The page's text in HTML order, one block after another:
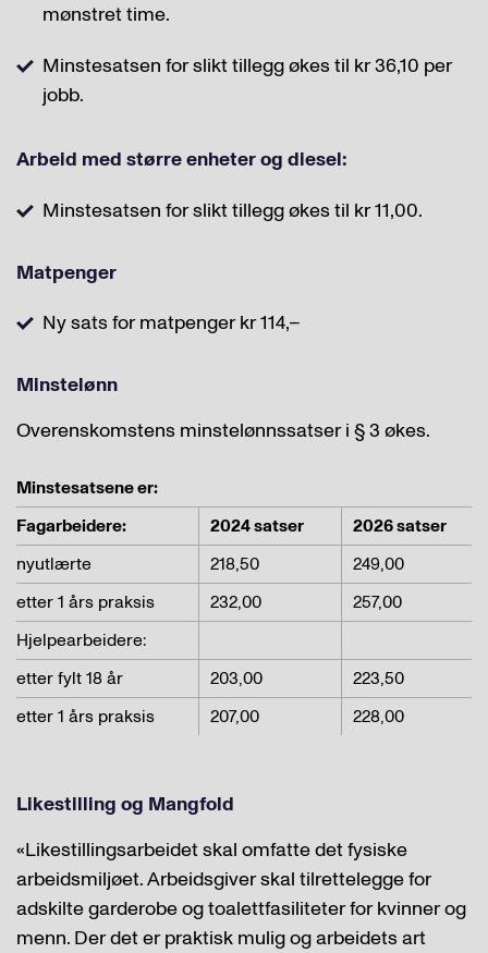
mønstret time.
Minstesatsen for slikt tillegg økes til kr 36,10 per
jobb.
Arbeid med større enheter og diesel:
Minstesatsen for slikt tillegg økes til kr 11,00.
Matpenger
Ny sats for matpenger kr 114,–
Minstelønn
Overenskomstens minstelønnssatser i § 3 økes.
Minstesatsene er:
Fagarbeidere:
2024 satser
2026 satser
nyutlærte
218,50
249,00
etter 1 års praksis
232,00
257,00
Hjelpearbeidere:
etter fylt 18 år
203,00
223,50
etter 1 års praksis
207,00 228,00
Likestilling og Mangfold
«Likestillingsarbeidet skal omfatte det fysiske
arbeidsmiljøet. Arbeidsgiver skal tilrettelegge for
adskilte garderobe og toalettfasiliteter for kvinner og
menn. Der det er praktisk mulig og arbeidets art